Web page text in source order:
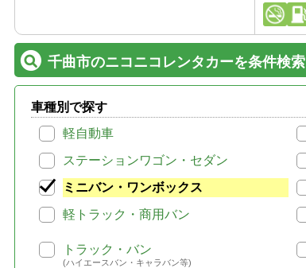
千曲市のニコニコレンタカーを条件検索
車種別で探す
軽自動車
ステーションワゴン・セダン
ミニバン・ワンボックス
軽トラック・商用バン
トラック・バン
(ハイエースバン・キャラバン等)